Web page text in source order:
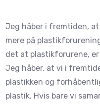
Jeg håber i fremtiden,
mere på
det at plastikforurene,
Jeg håber, at vi i
plastikken og
plastik. Hvis bare vi